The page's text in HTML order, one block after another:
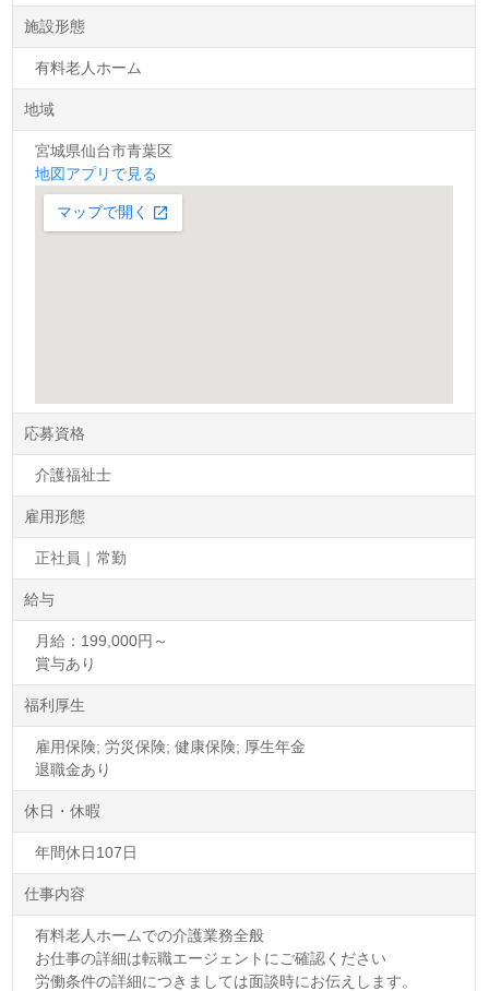
施設形態
有料老人ホーム
地域
宮城県仙台市青葉区
地図アプリで見る
応募資格
介護福祉士
雇用形態
正社員｜常勤
給与
月給：199,000円～
賞与あり
福利厚生
雇用保険; 労災保険; 健康保険; 厚生年金
退職金あり
休日・休暇
年間休日107日
仕事内容
有料老人ホームでの介護業務全般
お仕事の詳細は転職エージェントにご確認ください
労働条件の詳細につきましては面談時にお伝えします。